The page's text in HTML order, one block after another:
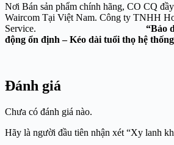
Nơi Bán sản phẩm chính hãng, CO CQ
Waircom Tại Việt Nam. Công ty TNHH
Service.
“Bảo dưỡng
động ổn định – Kéo dài tuổi thọ hệ
Đánh giá
Chưa có đánh giá nào.
Hãy là người đầu tiên nhận xét “Xy lanh